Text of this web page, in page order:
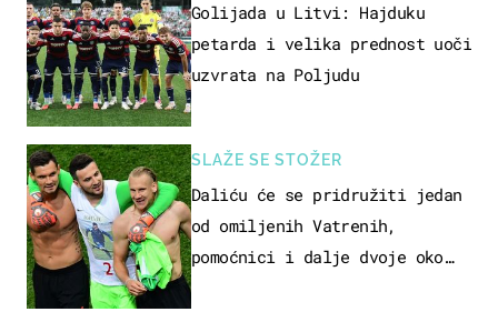
Golijada u Litvi: Hajduku
petarda i velika prednost uoči
uzvrata na Poljudu
SLAŽE SE STOŽER
Daliću će se pridružiti jedan
od omiljenih Vatrenih,
pomoćnici i dalje dvoje oko